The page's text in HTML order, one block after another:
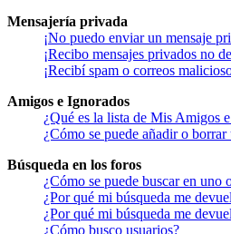
Mensajería privada
¡No puedo enviar un mensaje
¡Recibo mensajes privados no
¡Recibí spam o correos
Amigos e Ignorados
¿Qué es la lista de Mis Amigos
¿Cómo se puede añadir o
Búsqueda en los foros
¿Cómo se puede buscar en uno
¿Por qué mi búsqueda me
¿Por qué mi búsqueda me
¿Cómo busco usuarios?